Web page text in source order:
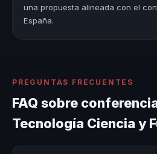
una propuesta alineada con el
España.
PREGUNTAS FRECUENTES
FAQ sobre
Tecnología Ciencia y